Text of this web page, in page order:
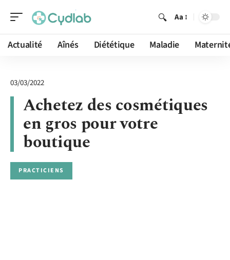
Aa
Actualité Aînés Diététique Maladie
03/03/2022
Achetez des cosmétiques
en gros pour votre
boutique
PRACTICIENS